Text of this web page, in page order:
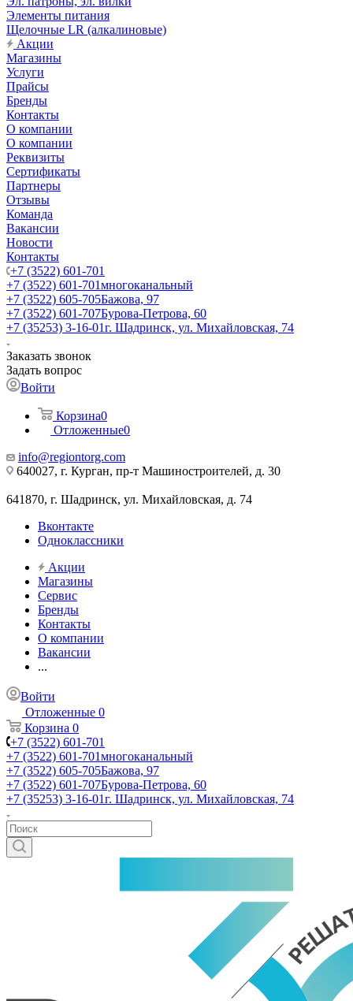
Элементы питания
Щелочные LR (алкалиновые)
Акции
Магазины
Услуги
Прайсы
Бренды
Контакты
О компании
О компании
Реквизиты
Сертификаты
Партнеры
Отзывы
Команда
Вакансии
Новости
Контакты
+7 (3522) 601-701
+7 (3522) 601-701многоканальный
+7 (3522) 605-705Бажова, 97
+7 (3522) 601-707Бурова-Петрова, 60
+7 (35253) 3-16-01г. Шадринск, ул. Михайловская, 74
Заказать звонок
Задать вопрос
Войти
Корзина0
Отложенные0
info@regiontorg.com
640027, г. Курган, пр-т Машиностроителей, д. 30
641870, г. Шадринск, ул. Михайловская, д. 74
Вконтакте
Одноклассники
Акции
Магазины
Сервис
Бренды
Контакты
О компании
Вакансии
...
Войти
Отложенные 0
Корзина 0
+7 (3522) 601-701
+7 (3522) 601-701многоканальный
+7 (3522) 605-705Бажова, 97
+7 (3522) 601-707Бурова-Петрова, 60
+7 (35253) 3-16-01г. Шадринск, ул. Михайловская, 74